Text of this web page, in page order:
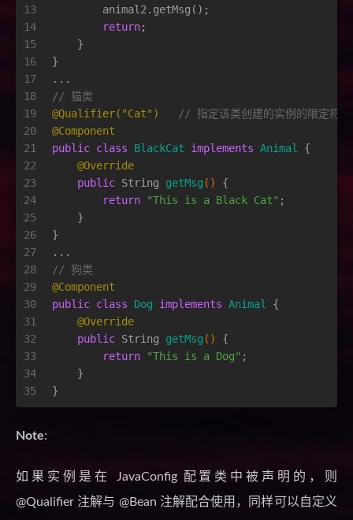
13
14
15
16
17
18
19
20
21
22
23
24
25
26
27
28
29
30
31
32
33
34
35
        animal2.getMsg();
return;
    }
}
...
// 猫类
@Qualifier("Cat")
// 指定该类创建的实例的限定符
@Component
public class BlackCat implements Animal {
@Override
public String getMsg ()
{
return
"This is a Black Cat" ;
    }
}
...
// 狗类
@Component
public class Dog implements Animal {
@Override
public String getMsg ()
{
return
"This is a Dog" ;
    }
}
Note:
如果实例是在 JavaConfig 配置类中被声明的，则
@Qualifier 注解与 @Bean 注解配合使用，同样可以自定义